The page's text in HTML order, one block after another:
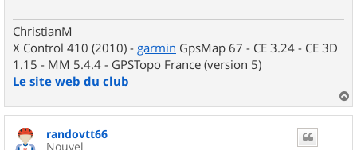
ChristianM
X Control 410 (2010) - garmin GpsMap 67 - CE 3.24 - CE 3D
1.15 - MM 5.4.4 - GPSTopo France (version 5)
Le site web du club
a
u
randovtt66
Nouvel